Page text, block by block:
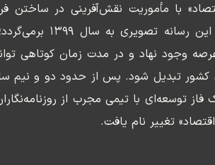
با مأموریت نقش‌آفرینی در ساختن
می‌گذارد. سابقه
وجود نهاد و در مدت زمان کوتاهی
کشور تبدیل شود. پس از حدود دو و نیم
۱۴۰۱ در یک فاز توسعه‌ای با تیمی مجرب از
تغییر نام یافت.